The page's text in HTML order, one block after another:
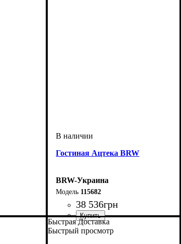
Гостиная Ацтека BRW
BRW-Украина
115682
38 536грн
ширина, мм: 2700
высота, мм: 2100
глубина, мм: 410
Быстрая Доставка
Быстрый просмотр